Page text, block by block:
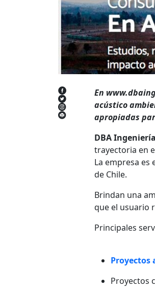
En
acústico
apropiadas
DBA
trayectoria en
La empresa
de Chile.
Brindan una
que el usuario
Principales
Proyectos
Proyectos